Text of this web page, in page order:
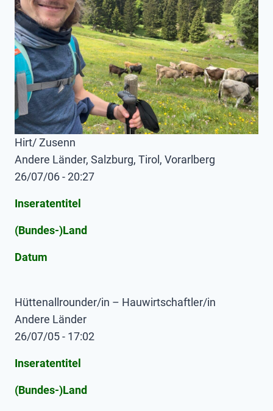
Hirt/ Zusenn
Andere Länder, Salzburg, Tirol, Vorarlberg
26/07/06 - 20:27
Inseratentitel
(Bundes-)Land
Datum
Hüttenallrounder/in – Hauwirtschaftler/in
Andere Länder
26/07/05 - 17:02
Inseratentitel
(Bundes-)Land